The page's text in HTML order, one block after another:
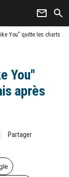
newsletter search
les charts français après trois ans !
You"
après
Partager